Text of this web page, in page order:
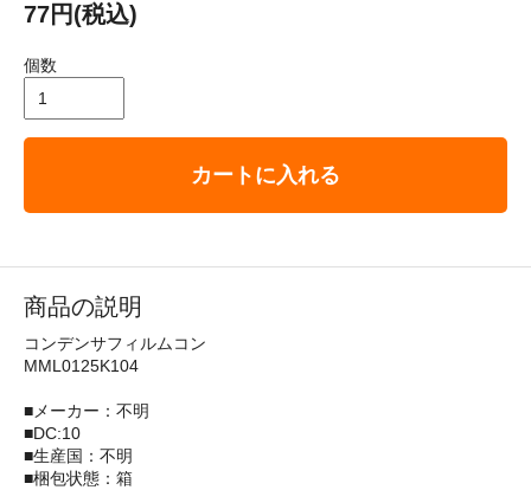
77円(税込)
個数
カートに入れる
商品の説明
コンデンサフィルムコン
MML0125K104
■メーカー：不明
■DC:10
■生産国：不明
■梱包状態：箱